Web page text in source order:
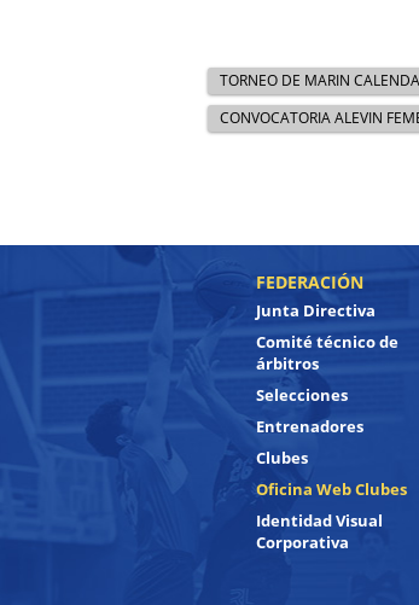
TORNEO DE MARIN
CONVOCATORIA ALEVIN
FEDERACIÓN
Junta Directiva
Comité técnico de
árbitros
Selecciones
Entrenadores
Clubes
Oficina Web Clubes
Identidad Visual
Corporativa